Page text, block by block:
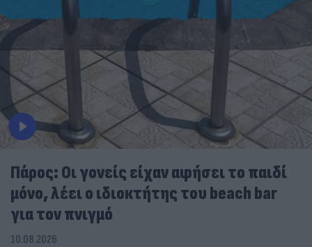
Πάρος: Οι γονείς είχαν αφήσει το παιδί
μόνο, λέει ο ιδιοκτήτης του beach bar
για τον πνιγμό
10.08.2026